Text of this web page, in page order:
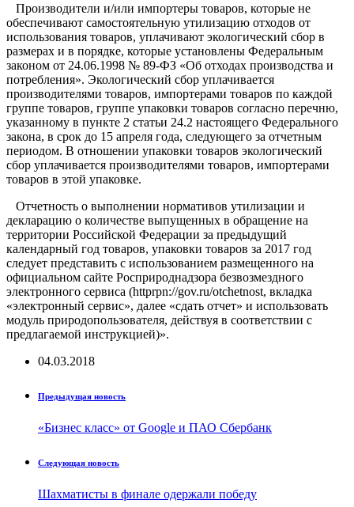
Производители и/или импортеры товаров, которые не
обеспечивают самостоятельную утилизацию отходов от
использования товаров, уплачивают экологический сбор в
размерах и в порядке, которые установлены Федеральным
законом от 24.06.1998 № 89-ФЗ «Об отходах производства и
потребления». Экологический сбор уплачивается
производителями товаров, импортерами товаров по каждой
группе товаров, группе упаковки товаров согласно перечню,
указанному в пункте 2 статьи 24.2 настоящего Федерального
закона, в срок до 15 апреля года, следующего за отчетным
периодом. В отношении упаковки товаров экологический
сбор уплачивается производителями товаров, импортерами
товаров в этой упаковке.
Отчетность о выполнении нормативов утилизации и
декларацию о количестве выпущенных в обращение на
территории Российской Федерации за предыдущий
календарный год товаров, упаковки товаров за 2017 год
следует представить с использованием размещенного на
официальном сайте Росприроднадзора безвозмездного
электронного сервиса (httprpn://gov.ru/otchetnost, вкладка
«электронный сервис», далее «сдать отчет» и использовать
модуль природопользователя, действуя в соответствии с
предлагаемой инструкцией)».
04.03.2018
Предыдущая новость
«Бизнес класс» от Google и ПАО Сбербанк
Следующая новость
Шахматисты в финале одержали победу